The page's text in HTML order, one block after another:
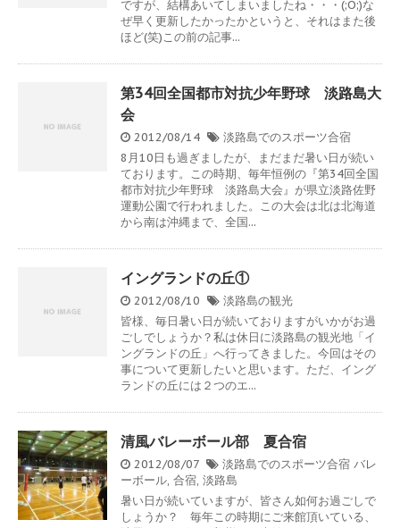
ですが、結構あいてしまいましたね・・・(;O;)な
ぜ早く更新したかったかというと、それはまた後
ほど(笑)この前の記事...
第34回全国都市対抗少年野球 淡路島大
会
2012/08/14
淡路島でのスポーツ合宿
8月10日も過ぎましたが、まだまだ暑い日が続い
ております。この時期、毎年恒例の『第34回全国
都市対抗少年野球 淡路島大会』が県立淡路佐野
運動公園で行われました。この大会は北は北海道
から南は沖縄まで、全国...
イングランドの丘①
2012/08/10
淡路島の観光
皆様、毎日暑い日が続いておりますがいかがお過
ごしでしょうか？私は休日に淡路島の観光地「イ
ングランドの丘」へ行ってきました。今回はその
事について更新したいと思います。ただ、イング
ランドの丘には２つのエ...
清風バレーボール部 夏合宿
2012/08/07 淡路島でのスポーツ合宿 バレ
ーボール, 合宿, 淡路島
暑い日が続いていますが、皆さん如何お過ごしで
しょうか？ 毎年この時期にご来館頂いている、